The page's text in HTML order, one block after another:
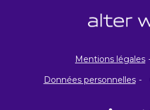
Mentions légales
Données personnelles